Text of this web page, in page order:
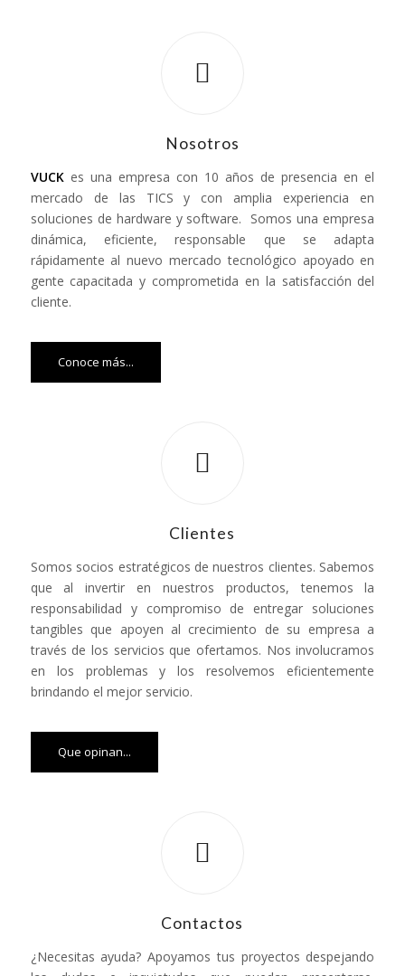
Nosotros
VUCKes una empresa con 10 años de presencia en el
mercado de las TICS y con amplia experiencia en
soluciones de hardware y software. Somos una empresa
dinámica, eficiente, responsable que se adapta
rápidamente al nuevo mercado tecnológico apoyado en
gente capacitada y comprometida en la satisfacción del
cliente.
Conoce más...
Clientes
Somos socios estratégicos de nuestros clientes. Sabemos
que al invertir en nuestros productos, tenemos la
responsabilidad y compromiso de entregar soluciones
tangibles que apoyen al crecimiento de su empresa a
través de los servicios que ofertamos. Nos involucramos
en los problemas y los resolvemos eficientemente
brindando el mejor servicio.
Que opinan...
Contactos
¿Necesitas ayuda? Apoyamos tus proyectos despejando